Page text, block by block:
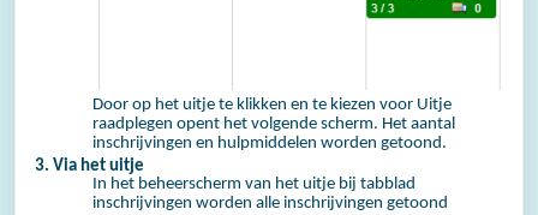
Door op het uitje te klikken en te kiezen voor Uitje
raadplegen opent het volgende scherm. Het aantal
inschrijvingen en hulpmiddelen worden getoond.
3. Via het uitje
In het beheerscherm van het uitje bij tabblad
inschrijvingen worden alle inschrijvingen getoond